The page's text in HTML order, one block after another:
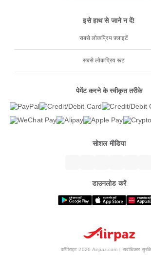
इसे हाथ से जाने न दें!
सबसे लोकप्रिय फ़्लाइटें
सबसे लोकप्रिय रूट
पेमेंट करने के स्वीकृत तरीके
सोशल मीडिया
डाउनलोड करें
कॉपीराइट 2026 Airpaz.com। सर्वाधिकार